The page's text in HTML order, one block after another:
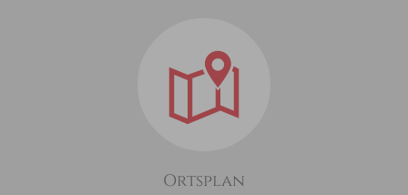
Ortsplan